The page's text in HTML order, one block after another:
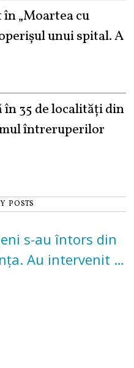
„Moartea cu
unui spital. A
35 de localități din
întreruperilor
POSTS
s-au întors din
Au intervenit la
și pădure